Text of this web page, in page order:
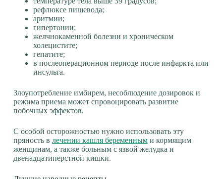
рефлюксе пищевода;
аритмии;
гипертонии;
желчнокаменной болезни и хроническом
холецистите;
гепатите;
в послеоперационном периоде после инфаркта или
инсульта.
Злоупотребление имбирем, несоблюдение дозировок и
режима приема может спровоцировать развитие
побочных эффектов.
С особой осторожностью нужно использовать эту
пряность в лечении кашля беременными кормящим
женщинам, а также больным с язвой желудка и
двенадцатиперстной кишки.